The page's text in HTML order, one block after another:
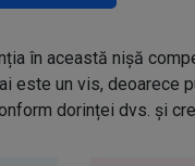
în această nișă
este un vis,
dorinței dvs. și